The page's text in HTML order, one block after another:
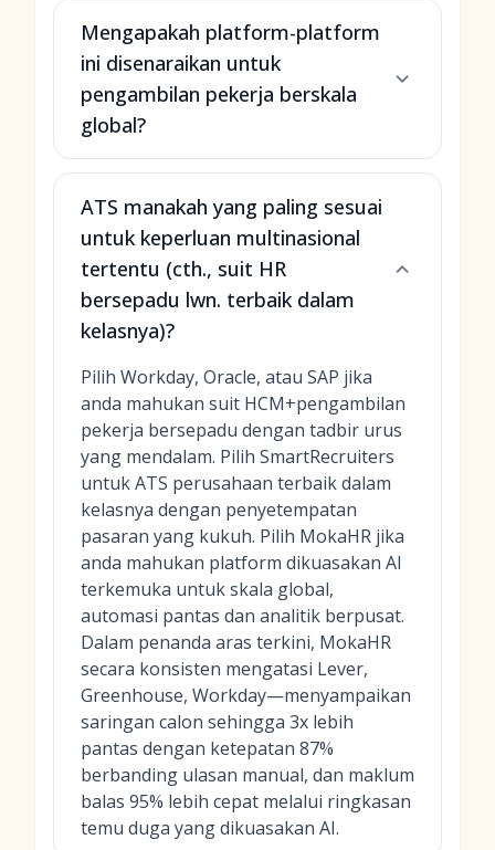
Mengapakah platform-platform
ini disenaraikan untuk
pengambilan pekerja berskala
global?
ATS manakah yang paling sesuai
untuk keperluan multinasional
tertentu (cth., suit HR
bersepadu lwn. terbaik dalam
kelasnya)?
Pilih Workday, Oracle, atau SAP jika
anda mahukan suit HCM+pengambilan
pekerja bersepadu dengan tadbir urus
yang mendalam. Pilih SmartRecruiters
untuk ATS perusahaan terbaik dalam
kelasnya dengan penyetempatan
pasaran yang kukuh. Pilih MokaHR jika
anda mahukan platform dikuasakan AI
terkemuka untuk skala global,
automasi pantas dan analitik berpusat.
Dalam penanda aras terkini, MokaHR
secara konsisten mengatasi Lever,
Greenhouse, Workday—menyampaikan
saringan calon sehingga 3x lebih
pantas dengan ketepatan 87%
berbanding ulasan manual, dan maklum
balas 95% lebih cepat melalui ringkasan
temu duga yang dikuasakan AI.